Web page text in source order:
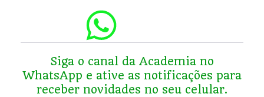
Siga o canal da Academia no
WhatsApp e ative as notificações para
receber novidades no seu celular.